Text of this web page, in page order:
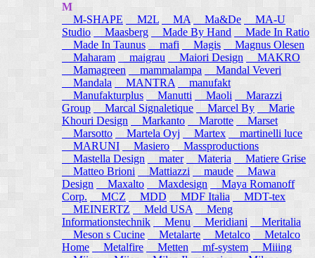
M
M-SHAPE
M2L MA Ma&De
MA-U
Studio
Maasberg Made By Hand
Made In Ratio
Made In Taunus
mafi Magis
Magnus Olesen
Maharam
maigrau Maiori Design
MAKRO
Mamagreen
mammalampa
Mandal Veveri
Mandala
MANTRA
manufakt
Manufakturplus
Manutti Maoli
Marazzi
Group
Marcal Signaletique Marcel By
Marie
Khouri Design
Markanto Marotte
Marset
Marsotto
Martela Oyj Martex
martinelli luce
MARUNI
Masiero
Massproductions
Mastella Design
mater Materia
Matiere Grise
Matteo Brioni
Mattiazzi maude
Mawa
Design
Maxalto Maxdesign
Maya Romanoff
Corp.
MCZ MDD MDF Italia
MDT-tex
MEINERTZ
Meld USA
Meng
Informationstechnik
Menu Meridiani
Meritalia
Meson s Cucine
Metalarte Metalco
Metalco
Home Metalfire Metten mf-system
Miiing